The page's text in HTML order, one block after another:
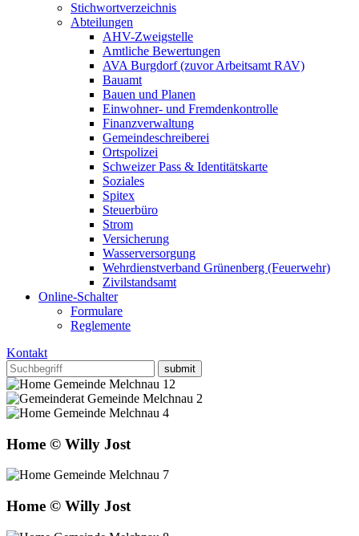
Stichwortverzeichnis
Abteilungen
AHV-Zweigstelle
Amtliche Bewertungen
AVA Burgdorf (zuvor Arbeitsamt RAV)
Bauamt
Bauen und Planen
Einwohner- und Fremdenkontrolle
Finanzverwaltung
Gemeindeschreiberei
Ortspolizei
Schweizer Pass & Identitätskarte
Soziales
Spitex
Steuerbüro
Strom
Versicherung
Wasserversorgung
Wehrdienstverband Grünenberg (Feuerwehr)
Zivilstandsamt
Online-Schalter
Formulare
Reglemente
Kontakt
Home © Willy Jost
Home © Willy Jost